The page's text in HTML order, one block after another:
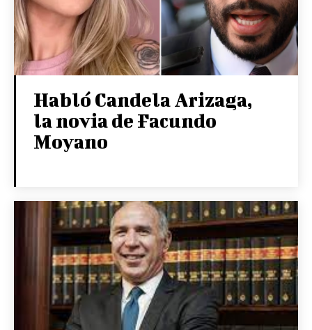
Habló Candela Arizaga,
la novia de Facundo
Moyano